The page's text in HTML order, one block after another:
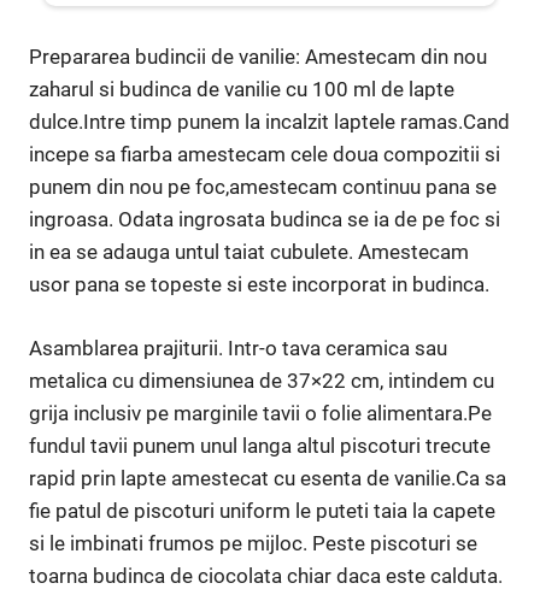
Prepararea budincii de vanilie: Amestecam din nou
zaharul si budinca de vanilie cu 100 ml de lapte
dulce.Intre timp punem la incalzit laptele ramas.Cand
incepe sa fiarba amestecam cele doua compozitii si
punem din nou pe foc,amestecam continuu pana se
ingroasa. Odata ingrosata budinca se ia de pe foc si
in ea se adauga untul taiat cubulete. Amestecam
usor pana se topeste si este incorporat in budinca.
Asamblarea prajiturii. Intr-o tava ceramica sau
metalica cu dimensiunea de 37×22 cm, intindem cu
grija inclusiv pe marginile tavii o folie alimentara.Pe
fundul tavii punem unul langa altul piscoturi trecute
rapid prin lapte amestecat cu esenta de vanilie.Ca sa
fie patul de piscoturi uniform le puteti taia la capete
si le imbinati frumos pe mijloc. Peste piscoturi se
toarna budinca de ciocolata chiar daca este calduta.